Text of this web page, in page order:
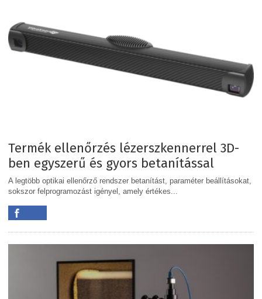
Termék ellenőrzés lézerszkennerrel 3D-
ben egyszerű és gyors betanítással
A legtöbb optikai ellenőrző rendszer betanítást, paraméter beállításokat,
sokszor felprogramozást igényel, amely értékes...